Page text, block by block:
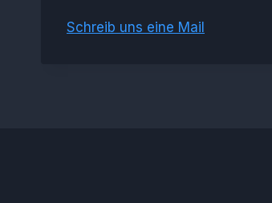
Schreib uns eine Mail